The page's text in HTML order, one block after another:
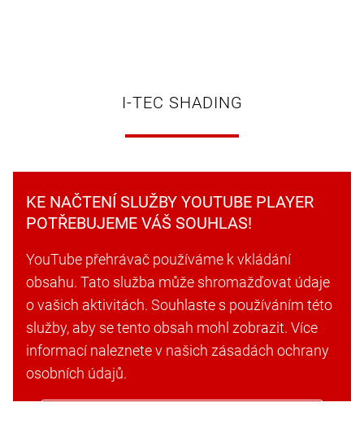
I-TEC SHADING
KE NAČTENÍ SLUŽBY YOUTUBE PLAYER
POTŘEBUJEME VÁŠ SOUHLAS!
YouTube přehrávač používáme k vkládání
obsahu. Tato služba může shromažďovat údaje
o vašich aktivitách. Souhlaste s používáním této
služby, aby se tento obsah mohl zobrazit. Více
informací naleznete v našich zásadách ochrany
osobních údajů.